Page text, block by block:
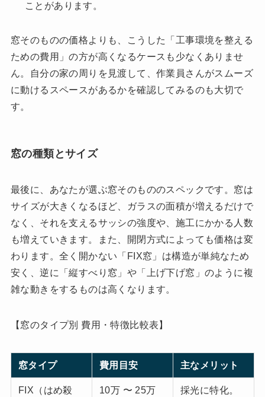
ことがあります。
窓そのものの価格よりも、こうした「工事環境を整える
ための費用」の方が高くなるケースも少なくありませ
ん。自分の家の周りを見渡して、作業員さんがスムーズ
に動けるスペースがあるかを確認してみるのも大切で
す。
窓の種類とサイズ
最後に、あなたが選ぶ窓そのもののスペックです。窓は
サイズが大きくなるほど、ガラスの面積が増えるだけで
なく、それを支えるサッシの強度や、施工にかかる人数
も増えていきます。また、開閉方式によっても価格は変
わります。全く開かない「FIX窓」は構造が単純なため
安く、逆に「縦すべり窓」や「上げ下げ窓」のように複
雑な動きをするものは高くなります。
【窓のタイプ別 費用・特徴比較表】
窓タイプ 費用目安 主なメリット
FIX（はめ殺
10万 〜 25万
採光に特化。